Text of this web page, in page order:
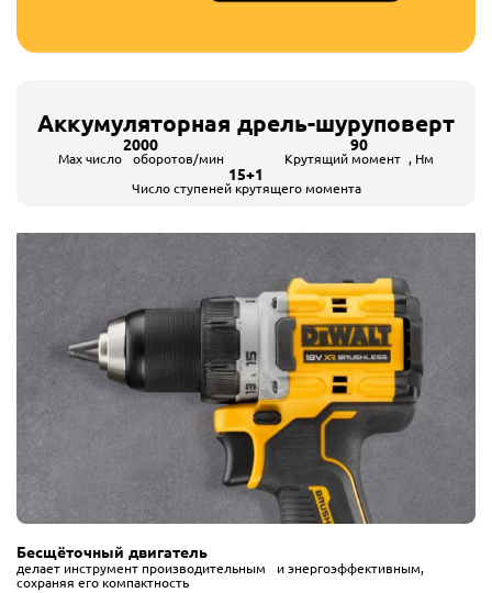
Аккумуляторная дрель-шуруповерт
Max число оборотов/мин
2000
Крутящий момент , Hм
90
Число ступеней крутящего момента
15+1
Бесщёточный двигатель
делает инструмент производительным и энергоэффективным,
сохраняя его компактность